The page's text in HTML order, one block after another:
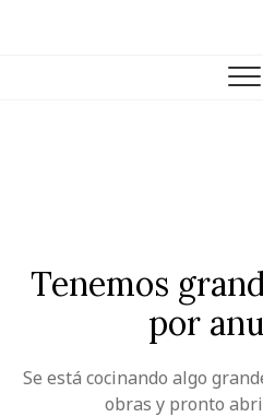
Farmacia
Tenemos
por
Se está cocinando algo
obras y pronto